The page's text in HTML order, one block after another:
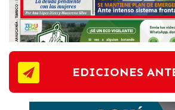
EDICIONES